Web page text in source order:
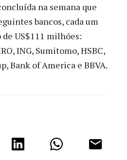
na semana que
bancos, cada um
US$111 milhões:
ING, Sumitomo, HSBC,
Bank of America e BBVA.